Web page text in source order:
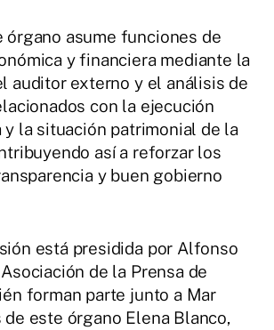
órgano asume funciones de
y financiera mediante la
auditor externo y el análisis de
con la ejecución
y la situación patrimonial de la
así a reforzar los
y buen gobierno
está presidida por Alfonso
de la Prensa de
forman parte junto a Mar
de este órgano Elena Blanco,